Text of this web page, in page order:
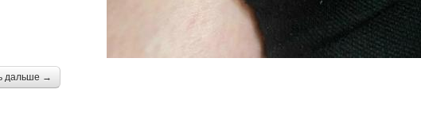
дальше →